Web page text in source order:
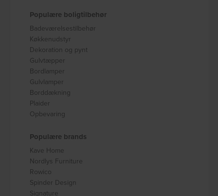
Populære boligtilbehør
Badeværelsestilbehør
Køkkenudstyr
Dekoration og pynt
Gulvtæpper
Bordlamper
Gulvlamper
Borddækning
Plaider
Opbevaring
Populære brands
Kave Home
Nordlys Furniture
Rowico
Spinder Design
Signature